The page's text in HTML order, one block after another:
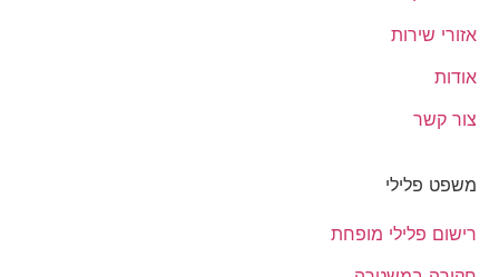
אזורי שירות
אודות
צור קשר
משפט פלילי
רישום פלילי מופחת